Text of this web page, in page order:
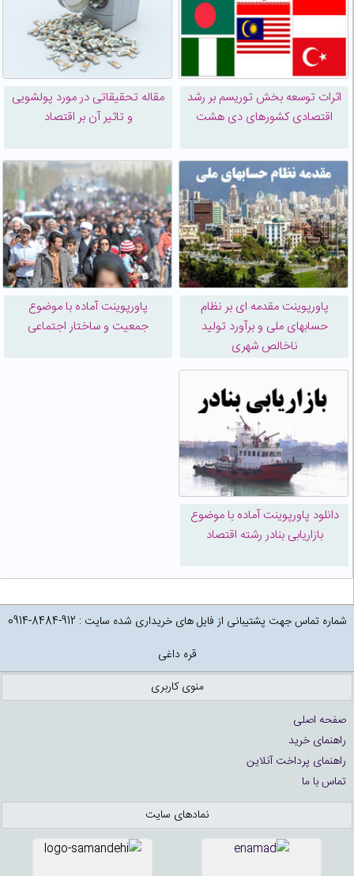
اثرات توسعه بخش توریسم بر رشد
اقتصادی کشورهای دی هشت
مقاله تحقیقاتی در مورد پولشویی
و تاثیر آن بر اقتصاد
پاورپوینت مقدمه ای بر نظام
حسابهای ملی و برآورد تولید
ناخالص شهری
پاورپوینت آماده با موضوع
جمعیت و ساختار اجتماعی
دانلود پاورپوینت آماده با موضوع
بازاریابی بنادر رشته اقتصاد
شماره تماس جهت پشتیبانی از فایل های خریداری شده سایت : 912-8484-0914
قره داغی
منوی کاربری
صفحه اصلی
راهنمای خرید
راهنمای پرداخت آنلاین
تماس با ما
نمادهای سایت